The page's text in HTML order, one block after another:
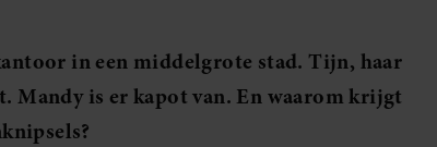
in een middelgrote stad. Tijn, haar
Mandy is er kapot van. En waarom krijgt